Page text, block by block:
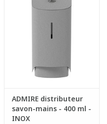
ADMIRE distributeur
savon-mains - 400 ml -
INOX